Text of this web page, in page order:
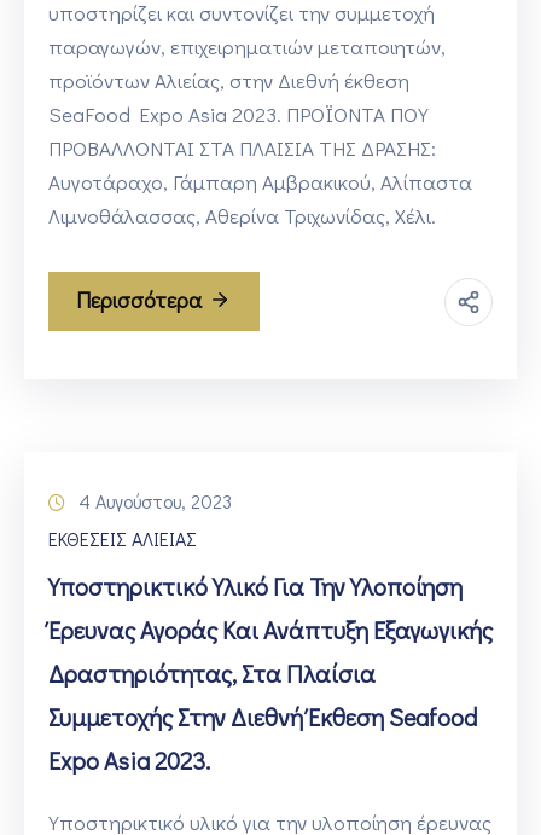
υποστηρίζει και συντονίζει την συμμετοχή
παραγωγών, επιχειρηματιών μεταποιητών,
προϊόντων Αλιείας, στην Διεθνή έκθεση
SeaFood Expo Asia 2023. ΠΡΟΪΟΝΤΑ ΠΟΥ
ΠΡΟΒΑΛΛΟΝΤΑΙ ΣΤΑ ΠΛΑΙΣΙΑ ΤΗΣ ΔΡΑΣΗΣ:
Αυγοτάραχο, Γάμπαρη Αμβρακικού, Αλίπαστα
Λιμνοθάλασσας, Αθερίνα Τριχωνίδας, Χέλι.
Περισσότερα
4 Αυγούστου, 2023
ΕΚΘΕΣΕΙΣ ΑΛΙΕΙΑΣ
Υποστηρικτικό Υλικό Για Την Υλοποίηση
Έρευνας Αγοράς Και Ανάπτυξη Εξαγωγικής
Δραστηριότητας, Στα Πλαίσια
Συμμετοχής Στην Διεθνή Έκθεση Seafood
Expo Asia 2023.
Υποστηρικτικό υλικό για την υλοποίηση έρευνας